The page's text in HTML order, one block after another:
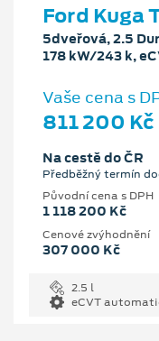
Ford Kuga
5dveřová, 2.5
178 kW/243 k,
Vaše cena s
811 200 Kč
Na cestě do ČR
Předběžný termín
Původní cena s DPH
1 118 200 Kč
Cenové zvýhodnění
307 000 Kč
2.5 l
eCVT